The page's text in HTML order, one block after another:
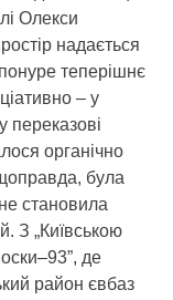
Олекси
надається
теперішнє
– у
переказові
органічно
була
становила
З „Київською
де
район євбаз